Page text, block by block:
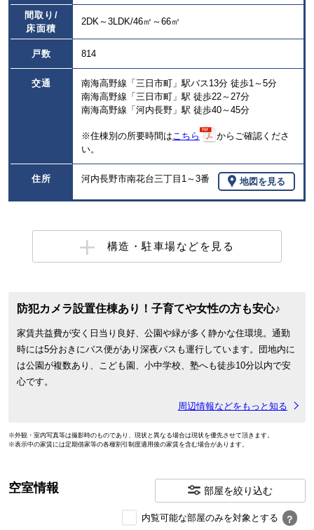
間取り/
床面積
2DK～3LDK/46㎡～66㎡
戸数 814
交通
南海高野線「三日市町」駅バス13分 徒歩1～5分
南海高野線「三日市町」駅 徒歩22～27分
南海高野線「河内長野」駅 徒歩40～45分
※住棟別の所要時間は こちら
からご確認くださ
い。
住所 河内長野市南花台三丁目1～3番 地図を見る
構造・駐車場などを見る
防犯カメラ設置住棟あり！子育てや女性の方も安心♪
家賃共益費が安く日当り良好、公園や緑が多く静かな住環境。通勤
時には5分おきにバス便があり深夜バスも運行しています。団地内に
は公園が複数あり、こども園、小中学校、塾へも徒歩10分以内で安
心です。
周辺情報などをもっと知る
※外観・室内写真等は撮影時のものであり、現状と異なる場合は現状を優先させて頂きます。
※表示中の家賃には定期借家等の各種割引制度適用後の家賃を含む場合があります。
空室情報 部屋を絞り込む
内覧可能な部屋のみを対象とする ？